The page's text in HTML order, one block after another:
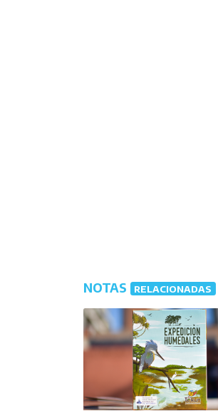
NOTAS RELACIONADAS